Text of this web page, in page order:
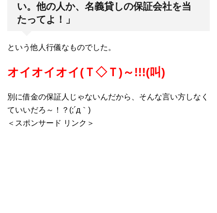
い。他の人か、名義貸しの保証会社を当
たってよ！」
という他人行儀なものでした。
オイオイオイ(Ｔ◇Ｔ)～!!!(叫)
別に借金の保証人じゃないんだから、そんな言い方しなく
ていいだろ～！？(;´д｀)
＜スポンサード リンク＞